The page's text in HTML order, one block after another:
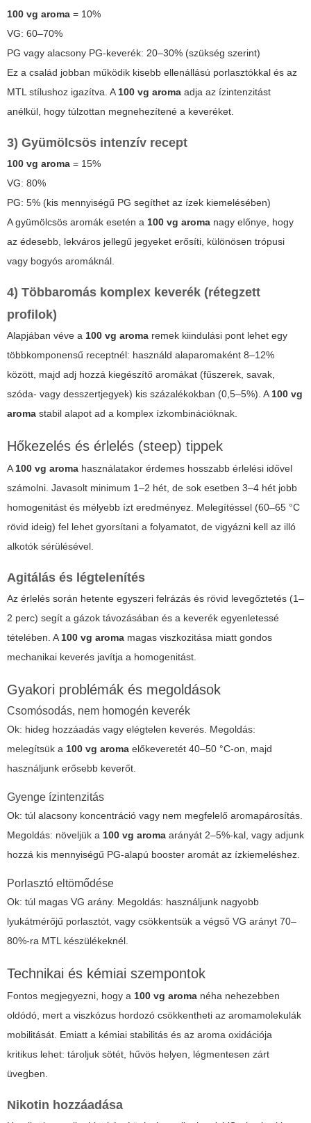
100 vg aroma = 10%
VG: 60–70%
PG vagy alacsony PG-keverék: 20–30% (szükség szerint)
Ez a család jobban működik kisebb ellenállású porlasztókkal és az
MTL stílushoz igazítva. A 100 vg aroma adja az ízintenzitást
anélkül, hogy túlzottan megnehezítené a keveréket.
3) Gyümölcsös intenzív recept
100 vg aroma = 15%
VG: 80%
PG: 5% (kis mennyiségű PG segíthet az ízek kiemelésében)
A gyümölcsös aromák esetén a 100 vg aroma nagy előnye, hogy
az édesebb, lekváros jellegű jegyeket erősíti, különösen trópusi
vagy bogyós aromáknál.
4) Többaromás komplex keverék (rétegzett
profilok)
Alapjában véve a 100 vg aroma remek kiindulási pont lehet egy
többkomponensű receptnél: használd alaparomaként 8–12%
között, majd adj hozzá kiegészítő aromákat (fűszerek, savak,
szóda- vagy desszertjegyek) kis százalékokban (0,5–5%). A 100 vg
aroma stabil alapot ad a komplex ízkombinációknak.
Hőkezelés és érlelés (steep) tippek
A 100 vg aroma használatakor érdemes hosszabb érlelési idővel
számolni. Javasolt minimum 1–2 hét, de sok esetben 3–4 hét jobb
homogenitást és mélyebb ízt eredményez. Melegítéssel (60–65 °C
rövid ideig) fel lehet gyorsítani a folyamatot, de vigyázni kell az illó
alkotók sérülésével.
Agitálás és légtelenítés
Az érlelés során hetente egyszeri felrázás és rövid levegőztetés (1–
2 perc) segít a gázok távozásában és a keverék egyenletessé
tételében. A 100 vg aroma magas viszkozitása miatt gondos
mechanikai keverés javítja a homogenitást.
Gyakori problémák és megoldások
Csomósodás, nem homogén keverék
Ok: hideg hozzáadás vagy elégtelen keverés. Megoldás:
melegítsük a 100 vg aroma előkeveretét 40–50 °C-on, majd
használjunk erősebb keverőt.
Gyenge ízintenzitás
Ok: túl alacsony koncentráció vagy nem megfelelő aromapárosítás.
Megoldás: növeljük a 100 vg aroma arányát 2–5%-kal, vagy adjunk
hozzá kis mennyiségű PG-alapú booster aromát az ízkiemeléshez.
Porlasztó eltömődése
Ok: túl magas VG arány. Megoldás: használjunk nagyobb
lyukátmérőjű porlasztót, vagy csökkentsük a végső VG arányt 70–
80%-ra MTL készülékeknél.
Technikai és kémiai szempontok
Fontos megjegyezni, hogy a 100 vg aroma néha nehezebben
oldódó, mert a viszkózus hordozó csökkentheti az aromamolekulák
mobilitását. Emiatt a kémiai stabilitás és az aroma oxidációja
kritikus lehet: tároljuk sötét, hűvös helyen, légmentesen zárt
üvegben.
Nikotin hozzáadása